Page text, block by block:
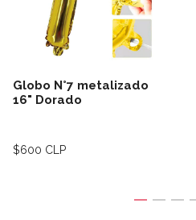
Globo N°7 metalizado
16" Dorado
$600 CLP